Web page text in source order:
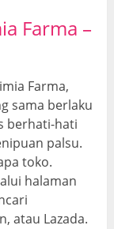
Farma –
Farma,
sama berlaku
berhati-hati
palsu.
toko.
halaman
atau Lazada.